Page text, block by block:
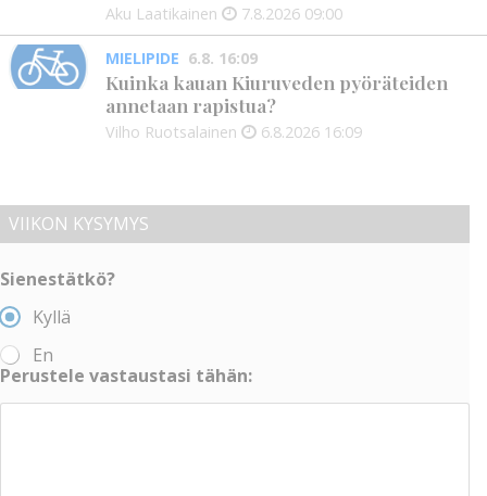
Aku Laatikainen 7.8.2026 09:00
MIELIPIDE 6.8. 16:09
Kuinka kauan Kiuruveden pyöräteiden
annetaan rapistua?
Vilho Ruotsalainen 6.8.2026 16:09
VIIKON KYSYMYS
Sienestätkö?
Kyllä
En
Perustele vastaustasi tähän: